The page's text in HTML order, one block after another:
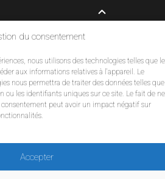
du consentement
nous utilisons des technologies telles que
aux informations relatives à l'appareil. Le
nous permettra de traiter des données telles que
ou les identifiants uniques sur ce site. Le fait de ne
consentement peut avoir un impact négatif sur
Accepter